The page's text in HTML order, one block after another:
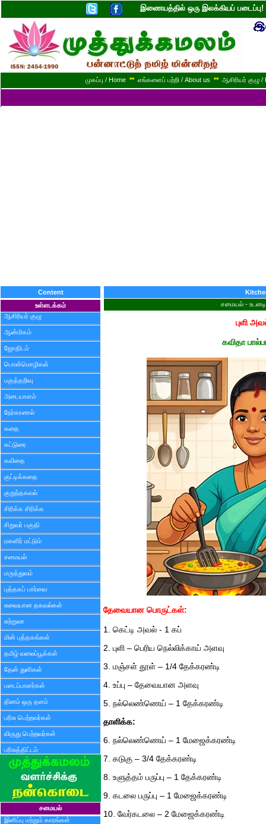
இணையத்தில் ஒரு இலக்கியப்
முகப்பு / Home ** எங்களைப் பற்றி / About us ** ஆசிரியர் குழு
Content
உள்ளடக்கம்
ஆசிரியர் குழு
ஆன்மிகம்
ஜோதிடம்
பொன்மொழிகள்
பகுத்தறிவு
அடையாளம்
நேர்காணல்
கதை
கட்டுரை
கவிதை
குட்டிக்கதை
குறுந்தகவல்
சிரிக்க சிரிக்க
சிறுவர் பகுதி
மகளிர் மட்டும்
சமையல்
மருத்துவம்
புத்தகப் பார்வை
சுவையான தகவல்கள்
சுற்றுலா
மின் புத்தகங்கள்
தமிழ் வலைப்பூக்கள்
தேன் துளிகள்
படைப்பாளர்கள்
தினம் ஒரு தளம்
பரிசு பெற்றவர்கள்
விருது பெற்றவர்கள்
பரிசுத்திட்டம்
சமையல்
இனிப்பு மற்றும் காரங்கள்
சமையல் -
புளி
கவிதா
தேவையான பொருட்கள்:
1. கெட்டி அவல் - 1 கப்
2. புளி – பெரிய நெல்லிக்காய் அளவு
3. மஞ்சள் தூள் – 1/4 தேக்கரண்டி
4. உப்பு – தேவையான அளவு
5. நல்லெண்ணெய் – 1 தேக்கரண்டி
தாளிக்க:
6. நல்லெண்ணெய் – 1 மேஜைக்கரண்டி
7. கடுகு – 3/4 தேக்கரண்டி
8. உளுத்தம் பருப்பு – 1 தேக்கரண்டி
9. கடலை பருப்பு – 1 மேஜைக்கரண்டி
10. வேர்கடலை – 2 மேஜைக்கரண்டி